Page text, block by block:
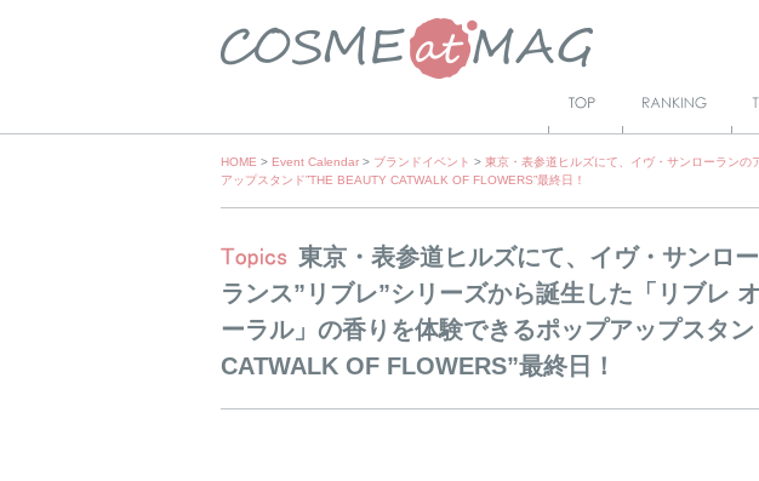
Skip
to
content
HOME > Event Calendar > ブランドイベント > 東京・表参道ヒルズにて、イヴ・サンローランの
アップスタンド”THE BEAUTY CATWALK OF FLOWERS”最終日！
東京・表参道ヒルズにて、イヴ・サンロ
ランス”リブレ”シリーズから誕生した「リブレ
ーラル」の香りを体験できるポップアップスタ
CATWALK OF FLOWERS”最終日！